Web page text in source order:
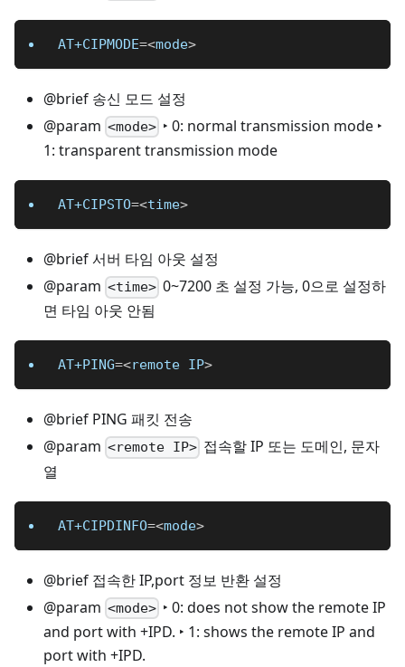
AT+CIPMODE=<mode>
@brief 송신 모드 설정
@param <mode> ‣ 0: normal transmission mode ‣
1: transparent transmission mode
AT+CIPSTO=<time>
@brief 서버 타임 아웃 설정
@param <time> 0~7200 초 설정 가능, 0으로 설정하
면 타임 아웃 안됨
AT+PING=<remote IP>
@brief PING 패킷 전송
@param <remote IP> 접속할 IP 또는 도메인, 문자
열
AT+CIPDINFO=<mode>
@brief 접속한 IP,port 정보 반환 설정
@param <mode> ‣ 0: does not show the remote IP
and port with +IPD. ‣ 1: shows the remote IP and
port with +IPD.